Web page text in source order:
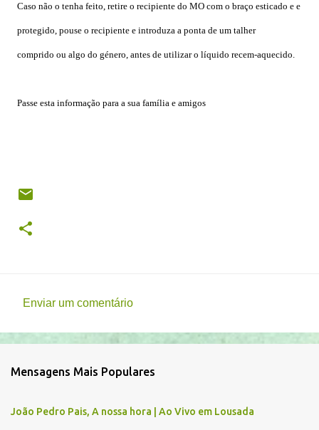
Caso não o tenha feito, retire o recipiente do MO com o braço esticado e e
protegido, pouse o recipiente e introduza a ponta de um talher
comprido ou algo do género, antes de utilizar o líquido recem-aquecido.
Passe esta informação para a sua família e amigos
e
t
Enviar um comentário
Mensagens Mais Populares
João Pedro Pais, A nossa hora | Ao Vivo em Lousada